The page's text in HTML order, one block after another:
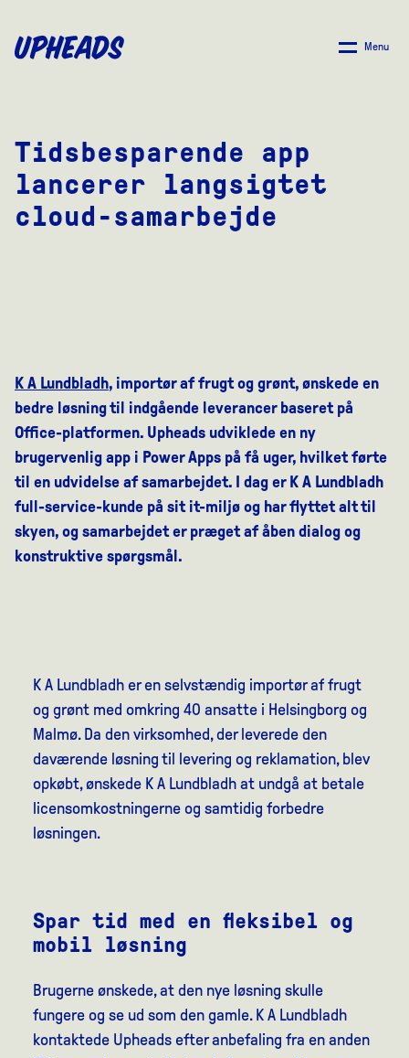
HOVEDINDHOLD
Menu
Tidsbesparende app
lancerer langsigtet
cloud-samarbejde
K A Lundbladh, importør af frugt og grønt, ønskede en
bedre løsning til indgående leverancer baseret på
Office-platformen. Upheads udviklede en ny
brugervenlig app i Power Apps på få uger, hvilket førte
til en udvidelse af samarbejdet. I dag er K A Lundbladh
full-service-kunde på sit it-miljø og har flyttet alt til
skyen, og samarbejdet er præget af åben dialog og
konstruktive spørgsmål.
K A Lundbladh er en selvstændig importør af frugt
og grønt med omkring 40 ansatte i Helsingborg og
Malmø. Da den virksomhed, der leverede den
daværende løsning til levering og reklamation, blev
opkøbt, ønskede K A Lundbladh at undgå at betale
licensomkostningerne og samtidig forbedre
løsningen.
Spar tid med en fleksibel og
mobil løsning
Brugerne ønskede, at den nye løsning skulle
fungere og se ud som den gamle. K A Lundbladh
kontaktede Upheads efter anbefaling fra en anden